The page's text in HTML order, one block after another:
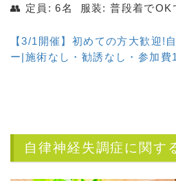
👥 定員: 6名 服装: 普段着でOK
【3/1開催】初めての方大歓迎!
ー|施術なし・勧誘なし・参加費
自律神経失調症に関す